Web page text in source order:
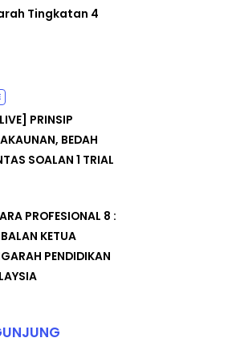
Tingkatan 4
PRINSIP
BEDAH
SOALAN 1 TRIAL
PROFESIONAL 8 :
KETUA
PENDIDIKAN